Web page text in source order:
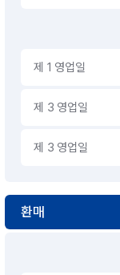
제 1 영업일
제 3 영업일
제 3 영업일
환매